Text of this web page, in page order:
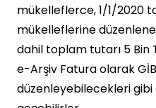
mükelleflerce, 1/1/2020
mükelleflerine
dahil toplam tutarı 5 Bin
e-Arşiv Fatura olarak
düzenleyebilecekleri